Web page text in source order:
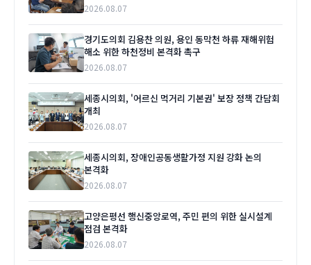
2026.08.07
경기도의회 김용찬 의원, 용인 동막천 하류 재해위험
해소 위한 하천정비 본격화 촉구
2026.08.07
세종시의회, '어르신 먹거리 기본권' 보장 정책 간담회
개최
2026.08.07
세종시의회, 장애인공동생활가정 지원 강화 논의
본격화
2026.08.07
고양은평선 행신중앙로역, 주민 편의 위한 실시설계
점검 본격화
2026.08.07